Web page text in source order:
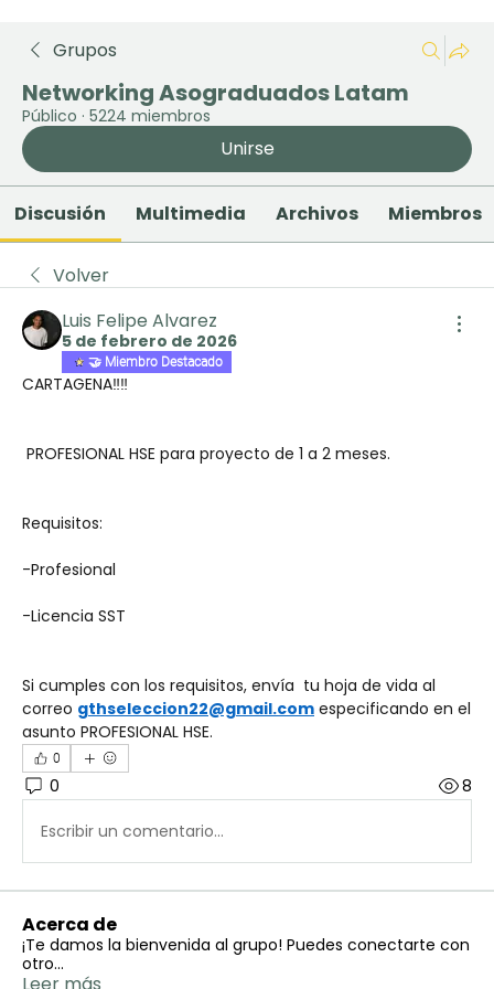
Grupos
Networking Asograduados Latam
Público · 5224 miembros
Unirse
Discusión Multimedia Archivos Miembros
Volver
Luis Felipe Alvarez
5 de febrero de 2026
🤝 Miembro Destacado
CARTAGENA‼️‼️
PROFESIONAL HSE para proyecto de 1 a 2 meses.
Requisitos:
-Profesional
-Licencia SST
Si cumples con los requisitos, envía  tu hoja de vida al
correo gthseleccion22@gmail.com especificando en el
asunto PROFESIONAL HSE.
0
0 8
Escribir un comentario...
Acerca de
¡Te damos la bienvenida al grupo! Puedes conectarte con
otro...